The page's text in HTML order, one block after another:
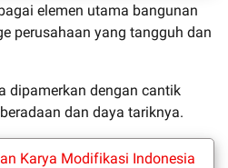
elemen utama bangunan
perusahaan yang tangguh dan
dipamerkan dengan cantik
dan daya tariknya.
Karya Modifikasi Indonesia